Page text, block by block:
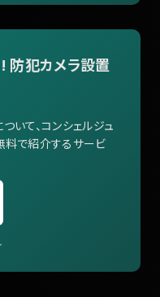
防犯カメラ設置
いて、コンシェルジュ
で紹介するサービ